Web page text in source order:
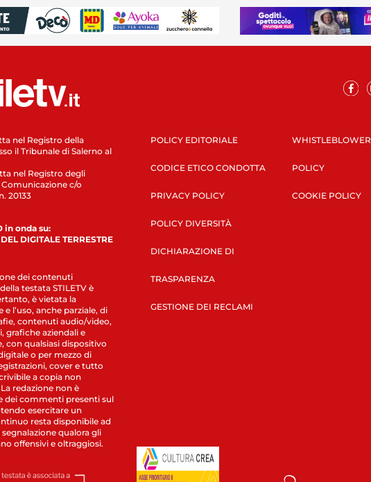
nel Registro della
il Tribunale di Salerno al
nel Registro degli
c/o
20133
in onda su:
DIGITALE TERRESTRE
dei contenuti
testata STILETV è
è vietata la
e l’uso, anche parziale, di
contenuti audio/video,
grafiche aziendali e
con qualsiasi dispositivo
o per mezzo di
cover e tutto
a copia non
redazione non è
dei commenti presenti sul
esercitare un
resta disponibile ad
qualora gli
offensivi e oltraggiosi.
POLICY EDITORIALE
CODICE ETICO CONDOTTA
PRIVACY POLICY
POLICY DIVERSITÀ
DICHIARAZIONE DI
TRASPARENZA
GESTIONE DEI RECLAMI
WHISTLEBLOWER
POLICY
COOKIE POLICY